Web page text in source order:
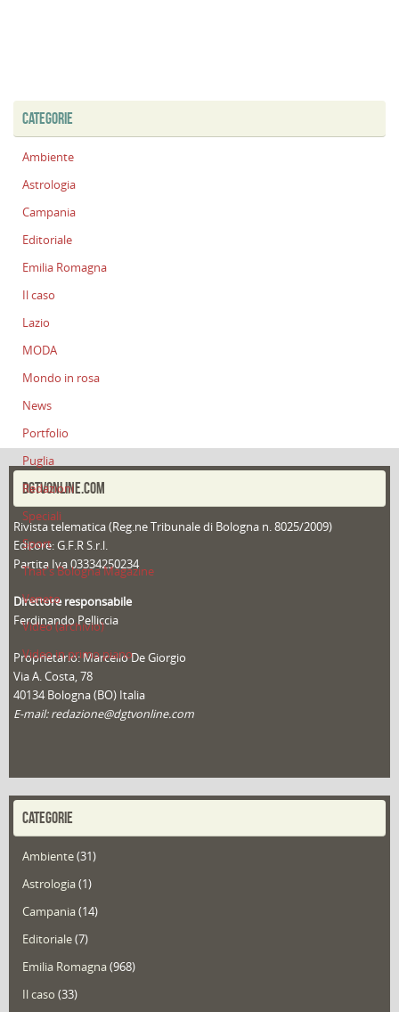
CATEGORIE
Ambiente
Astrologia
Campania
Editoriale
Emilia Romagna
Il caso
Lazio
MODA
Mondo in rosa
News
Portfolio
Puglia
Redazioni
Speciali
Sport
That's Bologna Magazine
Veneto
Video (archivio)
Video in primo piano
DGTVONLINE.COM
Rivista telematica (Reg.ne Tribunale di Bologna n. 8025/2009)
Editore: G.F.R S.r.l.
Partita Iva 03334250234
Direttore responsabile
Ferdinando Pelliccia
Proprietario: Marcello De Giorgio
Via A. Costa, 78
40134 Bologna (BO) Italia
E-mail: redazione@dgtvonline.com
CATEGORIE
Ambiente(31)
Astrologia(1)
Campania(14)
Editoriale(7)
Emilia Romagna(968)
Il caso (33)